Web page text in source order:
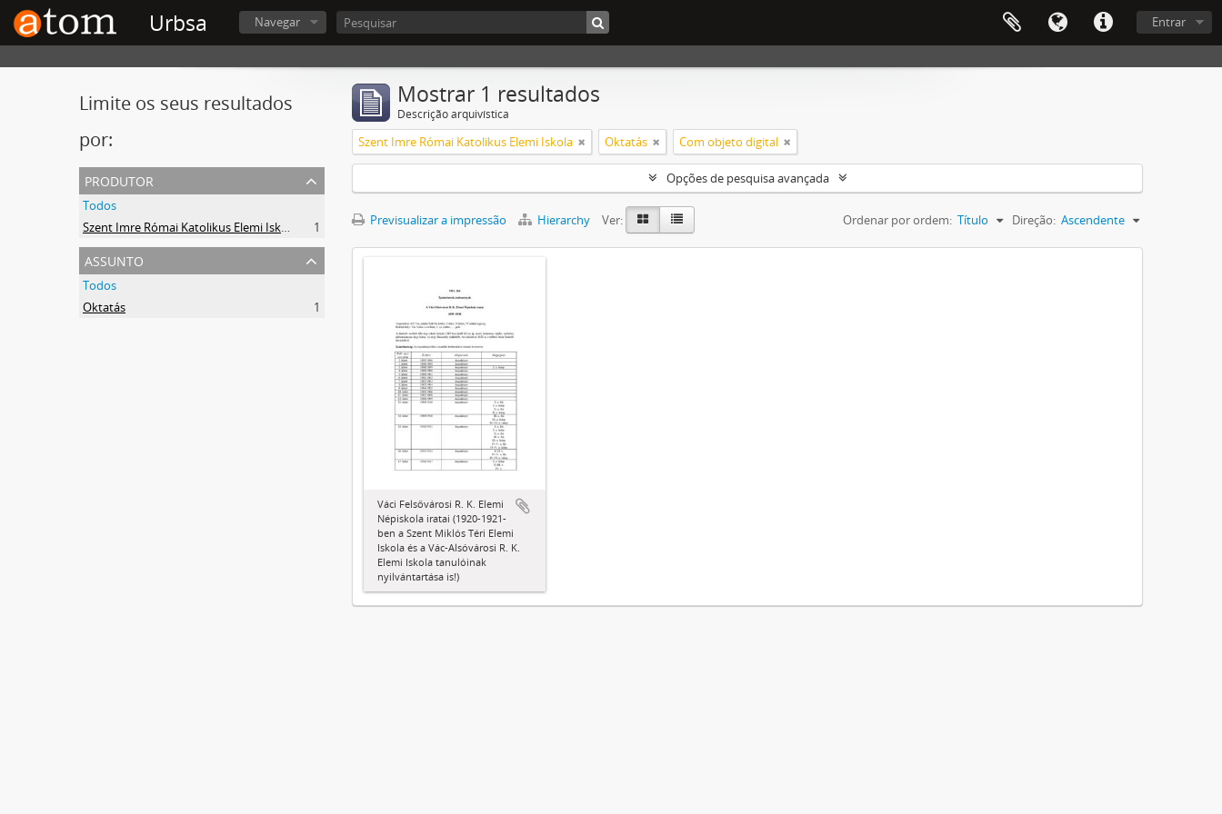
Urbsa Entrar
Navegar
Limite os seus resultados
por:
produtor
Todos
Szent Imre Római Katolikus Elemi Iskola
1
assunto
Todos
Oktatás
1
Mostrar 1 resultados
Descrição arquivística
Szent Imre Római Katolikus Elemi Iskola Oktatás Com objeto digital
Opções de pesquisa avançada
Previsualizar a impressão Hierarchy Ver: Ordenar por ordem: Título Direção: Ascendente
Váci Felsővárosi R. K. Elemi
Népiskola iratai (1920-1921-
ben a Szent Miklós Téri Elemi
Iskola és a Vác-Alsóvárosi R. K.
Elemi Iskola tanulóinak
nyilvántartása is!)